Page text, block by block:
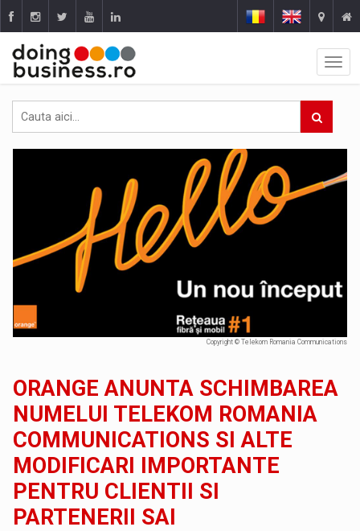
Copyright © Telekom Romania Communications
ORANGE ANUNTA SCHIMBAREA
NUMELUI TELEKOM ROMANIA
COMMUNICATIONS SI ALTE
MODIFICARI IMPORTANTE
PENTRU CLIENTII SI
PARTENERII SAI